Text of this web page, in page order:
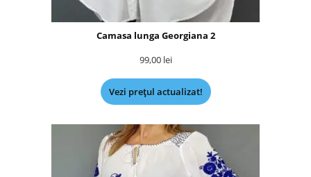
Camasa lunga Georgiana 2
99,00 lei
Vezi prețul actualizat!